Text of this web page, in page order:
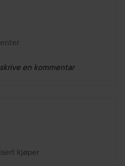
en kommentar
3 år
kjøper